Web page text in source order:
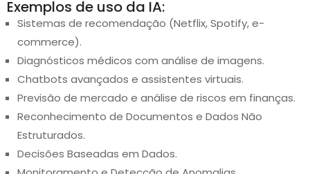
Exemplos de uso da IA:
Sistemas de recomendação (Netflix, Spotify, e-
commerce).
Diagnósticos médicos com análise de imagens.
Chatbots avançados e assistentes virtuais.
Previsão de mercado e análise de riscos em finanças.
Reconhecimento de Documentos e Dados Não
Estruturados.
Decisões Baseadas em Dados.